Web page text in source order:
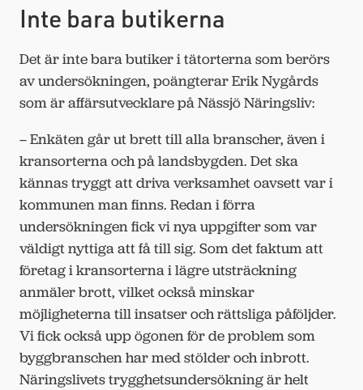
Inte bara butikerna
Det är inte bara butiker i tätorterna som berörs
av undersökningen, poängterar Erik Nygårds
som är affärsutvecklare på Nässjö Näringsliv:
– Enkäten går ut brett till alla branscher, även i
kransorterna och på landsbygden. Det ska
kännas tryggt att driva verksamhet oavsett var i
kommunen man finns. Redan i förra
undersökningen fick vi nya uppgifter som var
väldigt nyttiga att få till sig. Som det faktum att
företag i kransorterna i lägre utsträckning
anmäler brott, vilket också minskar
möjligheterna till insatser och rättsliga påföljder.
Vi fick också upp ögonen för de problem som
byggbranschen har med stölder och inbrott.
Näringslivets trygghetsundersökning är helt